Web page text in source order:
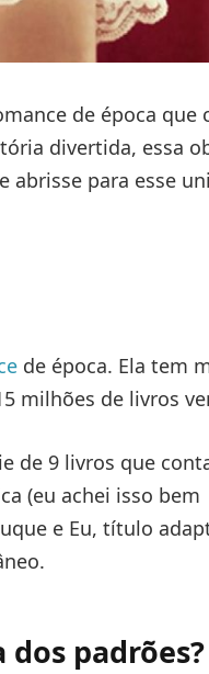
de época que
divertida, essa
abrisse para esse
de época. Ela tem
milhões de livros
de 9 livros que
(eu achei isso bem
e Eu, título
padrões?